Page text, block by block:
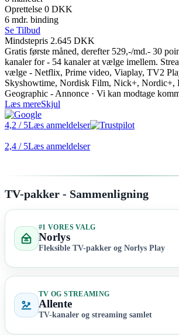
Oprettelse 0 DKK
6 mdr. binding
Se Tilbud
Mindstepris 2.645 DKK
Gratis første måned, derefter 529,-/md.- 30
kanaler for - 54 kanaler at vælge imellem.
vælge - Netflix, Prime video, Viaplay, TV2
Skyshowtime, Nordisk Film, Nick+, Nordic+,
Geographic - Annonce · Vi kan modtage
Læs mereSkjul
4,2 / 5Læs anmeldelser
2,4 / 5Læs anmeldelser
TV-pakker - Sammenligning
#1 VORES VALG
Norlys
Fleksible TV-pakker og Norlys Play
TV OG STREAMING
Allente
TV-kanaler og streaming samlet